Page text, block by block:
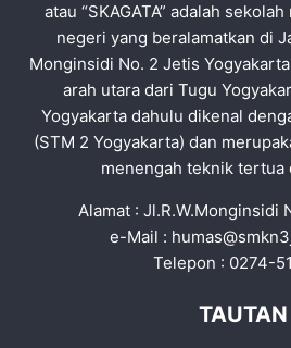
atau “SKAGATA” adalah
negeri yang beralamatkan di
Monginsidi No. 2 Jetis
arah utara dari Tugu
Yogyakarta dahulu dikenal
(STM 2 Yogyakarta) dan
menengah teknik tertua
Alamat : Jl.R.W.Monginsidi
e-Mail :
Telepon : 0274-
TAUTAN